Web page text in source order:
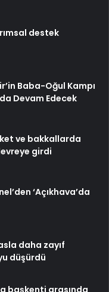
destek
Baba-Oğul Kampı
Devam Edecek
ve bakkallarda
girdi
‘Açıkhava’da
daha zayıf
düşürdü